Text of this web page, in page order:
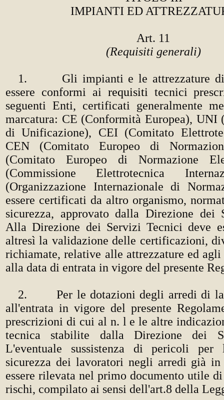
IMPIANTI ED
Art. 11
(Requisiti generali)
1. Gli impianti e le attrezzature di
essere conformi ai requisiti tecnici
seguenti Enti, certificati generalmente
marcatura: CE (Conformità Europea), UNI
di Unificazione), CEI (Comitato
CEN (Comitato Europeo di
(Comitato Europeo di Normazione
(Commissione Elettrotecnica
(Organizzazione Internazionale di
essere certificati da altro organismo,
sicurezza, approvato dalla Direzione dei
Alla Direzione dei Servizi Tecnici deve
altresì la validazione delle certificazioni,
richiamate, relative alle attrezzature ed
alla data di entrata in vigore del presente
2. Per le dotazioni degli arredi di
all'entrata in vigore del presente
prescrizioni di cui al n. l e le altre
tecnica stabilite dalla Direzione dei
L'eventuale sussistenza di pericoli
sicurezza dei lavoratori negli arredi già in
essere rilevata nel primo documento utile
rischi, compilato ai sensi dell'art.8 della